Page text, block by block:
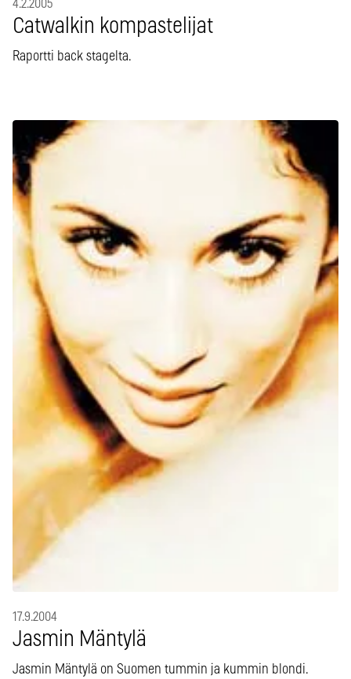
4.2.2005
Catwalkin kompastelijat
Raportti back stagelta.
17.9.2004
Jasmin Mäntylä
Jasmin Mäntylä on Suomen tummin ja kummin blondi.